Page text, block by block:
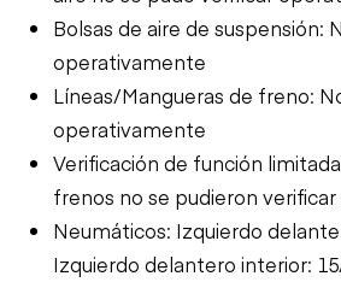
Bolsas de aire de suspensión:
operativamente
Líneas/Mangueras de freno:
operativamente
Verificación de función
frenos no se pudieron
Neumáticos: Izquierdo
Izquierdo delantero interior: